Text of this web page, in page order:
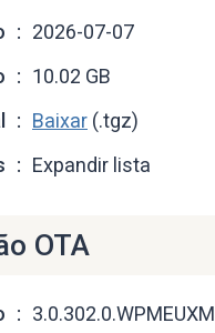
2026-07-07
10.02 GB
Baixar (.tgz)
Expandir lista
OTA
3.0.302.0.WPMEUXM